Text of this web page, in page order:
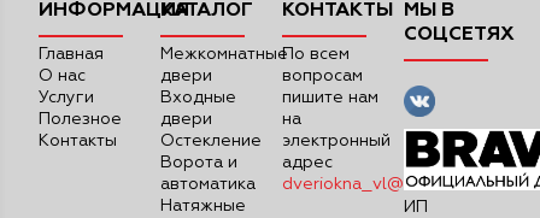
ИНФОРМАЦИЯ
Главная
О нас
Услуги
Полезное
Контакты
КАТАЛОГ
Межкомнатные
двери
Входные
двери
Остекление
Ворота и
автоматика
Натяжные
КОНТАКТЫ
По всем
вопросам
пишите нам
на
электронный
адрес
dveriokna_vl@mail.ru
МЫ В
СОЦСЕТЯХ
ИП